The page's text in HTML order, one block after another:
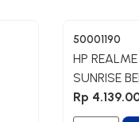
50001190
HP
SUNRISE
Rp